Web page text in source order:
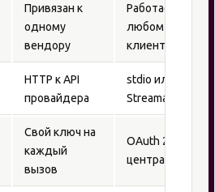
Привязан к
одному
вендору
Работает в
любом MCP-
клиенте
HTTP к API
провайдера
stdio или
Streamable HTTP
Свой ключ на
каждый
вызов
OAuth 2.1